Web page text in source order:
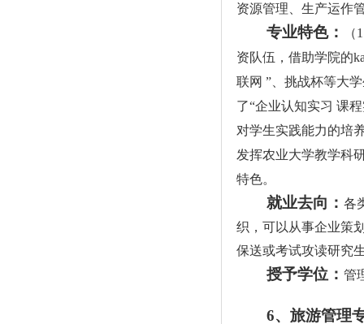
资源管理、生产运作
专业特色：
资队伍，借助学院的
联网 ”、挑战杯等大
了“企业认知实习 课
对学生实践能力的培
发挥农业大学教学科
特色。
就业去向： 各
织，可以从事企业策
保送或考试攻读研究
授予学位： 管
6、旅游管理